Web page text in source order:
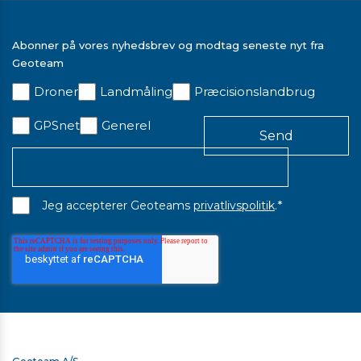
Abonner på vores nyhedsbrev og modtag seneste nyt fra
Geoteam
Droner Landmåling Præcisionslandbrug
GPSnet Generel
Jeg accepterer Geoteams privatlivspolitik.*